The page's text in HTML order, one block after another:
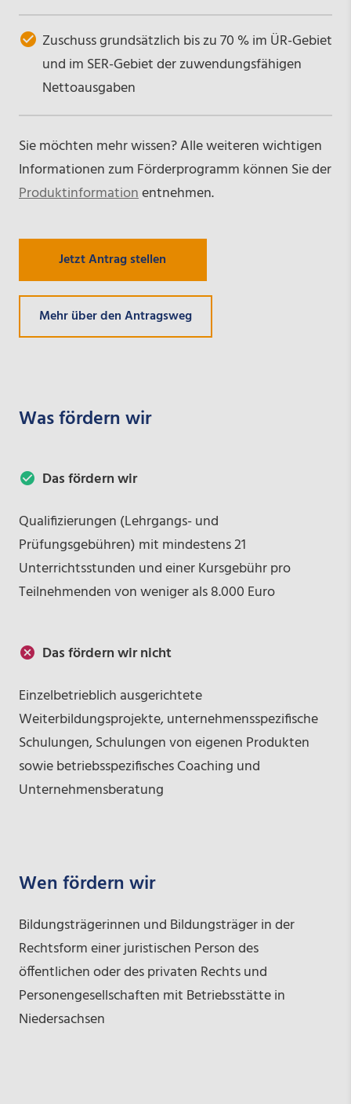
Zuschuss grundsätzlich bis zu 70 % im ÜR-Gebiet
und im SER-Gebiet der zuwendungsfähigen
Nettoausgaben
Sie möchten mehr wissen? Alle weiteren wichtigen
Informationen zum Förderprogramm können Sie der
Produktinformationentnehmen.
Jetzt Antrag stellen
Mehr über den Antragsweg
Was fördern wir
Das fördern wir
Qualifizierungen (Lehrgangs- und
Prüfungsgebühren) mit mindestens 21
Unterrichtsstunden und einer Kursgebühr pro
Teilnehmenden von weniger als 8.000 Euro
Das fördern wir nicht
Einzelbetrieblich ausgerichtete
Weiterbildungsprojekte, unternehmensspezifische
Schulungen, Schulungen von eigenen Produkten
sowie betriebsspezifisches Coaching und
Unternehmensberatung
Wen fördern wir
Bildungsträgerinnen und Bildungsträger in der
Rechtsform einer juristischen Person des
öffentlichen oder des privaten Rechts und
Personengesellschaften mit Betriebsstätte in
Niedersachsen